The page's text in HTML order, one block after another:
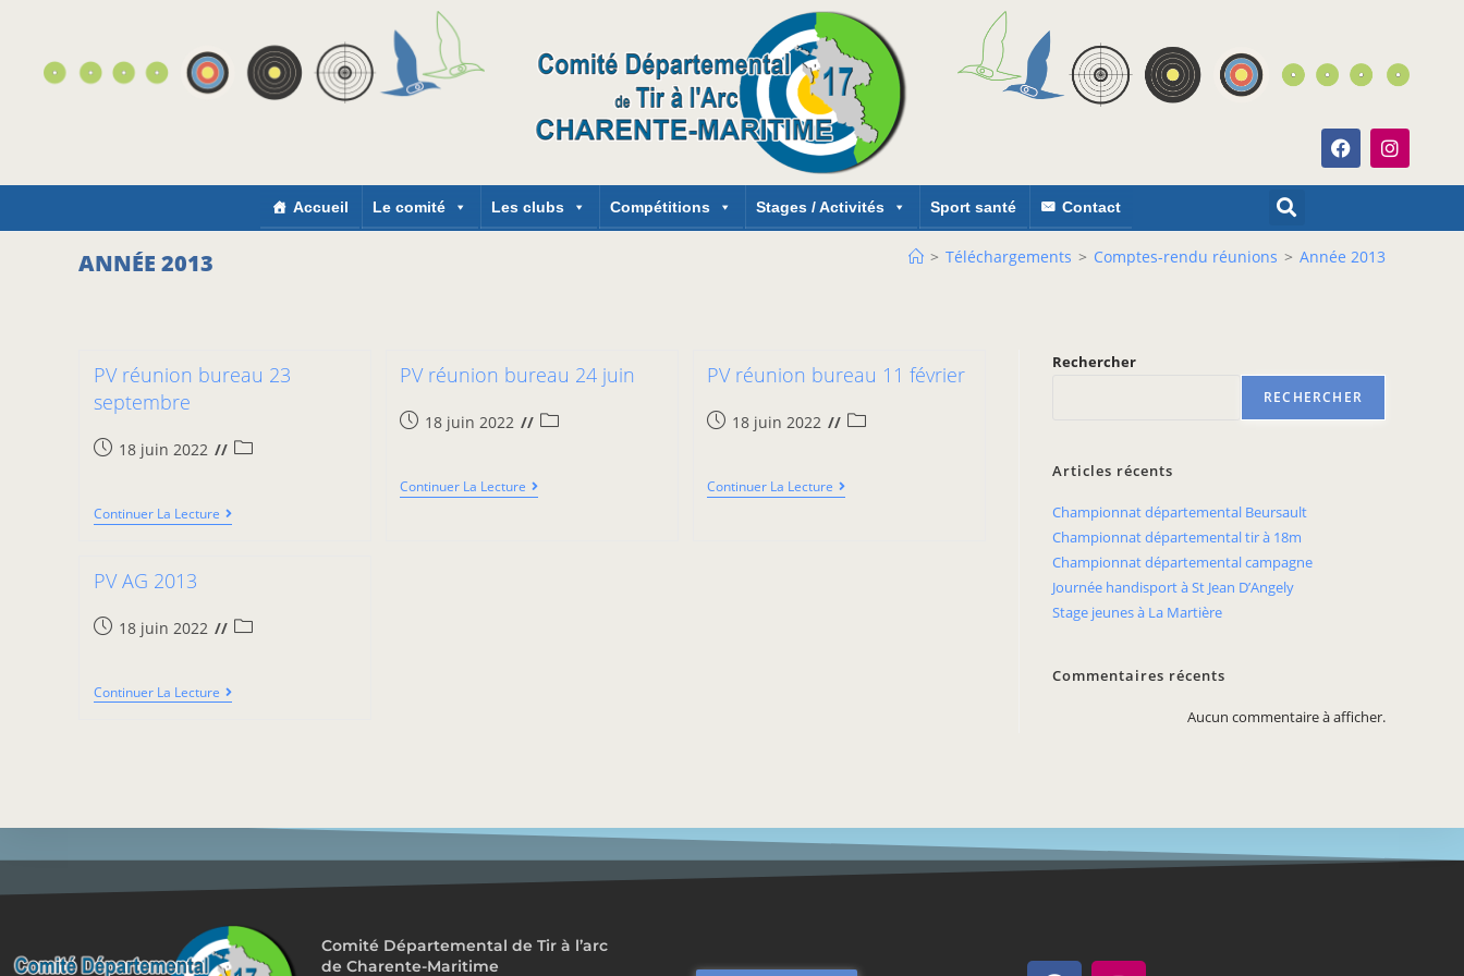
Accueil Le comité Les clubs Compétitions Stages / Activités Sport santé Contact
ANNÉE 2013 > Téléchargements > Comptes-rendu réunions > Année 2013
PV réunion bureau 23
septembre
18 juin 2022
Continuer La Lecture
PV réunion bureau 24 juin
18 juin 2022
Continuer La Lecture
PV réunion bureau 11 février
18 juin 2022
Continuer La Lecture
PV AG 2013
18 juin 2022
Continuer La Lecture
Rechercher
RECHERCHER
Articles récents
Championnat départemental Beursault
Championnat départemental tir à 18m
Championnat départemental campagne
Journée handisport à St Jean D’Angely
Stage jeunes à La Martière
Commentaires récents
Aucun commentaire à afficher.
Comité Départemental de Tir à l’arc
de Charente-Maritime